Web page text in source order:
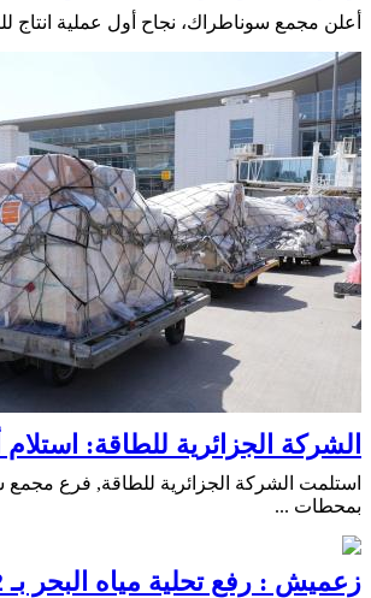
أعلن مجمع سوناطراك، نجاح أول عملية انتاج
الشركة الجزائرية للطاقة:
استلمت الشركة الجزائرية للطاقة, فرع
بمحطات ...
زعميش : رفع تحلية مياه البحر بـ 42 % وتأمين حاجيات 15 مليون مواطن قبل نهاية 2024